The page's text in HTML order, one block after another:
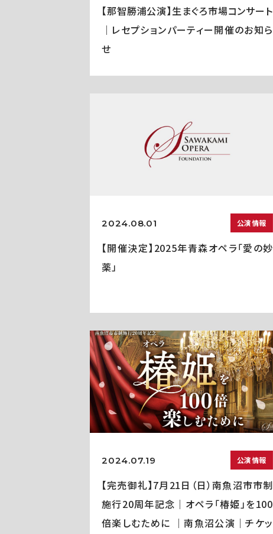
【那智勝浦公演】生まぐろ市場コンサート
｜レセプションパーティー開催のお知ら
せ
2024.08.01 公演情報
【開催決定】2025年青森オペラ「愛の妙
薬」
2024.07.19 公演情報
【完売御礼】7月21日（日）南魚沼市市制
施行20周年記念｜オペラ「椿姫」を100
倍楽しむために ｜南魚沼公演｜チケッ